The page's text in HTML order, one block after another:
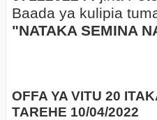
Baada ya kulipia
"NATAKA SEMINA
OFFA YA VITU 20
TAREHE 10/04/2022